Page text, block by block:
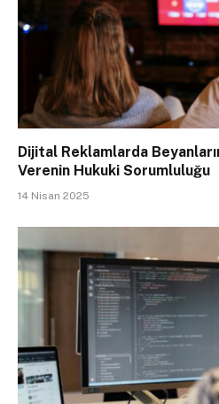
Dijital Reklamlarda
Verenin Hukuki Sorumluluğu
14 Nisan 2025